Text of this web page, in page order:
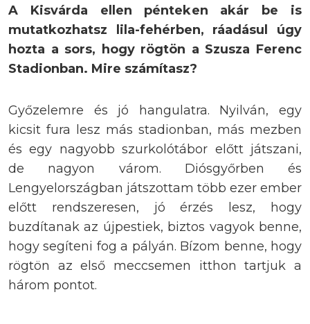
A Kisvárda ellen pénteken akár be is
mutatkozhatsz lila-fehérben, ráadásul úgy
hozta a sors, hogy rögtön a Szusza Ferenc
Stadionban. Mire számítasz?
Győzelemre és jó hangulatra. Nyilván, egy
kicsit fura lesz más stadionban, más mezben
és egy nagyobb szurkolótábor előtt játszani,
de nagyon várom. Diósgyőrben és
Lengyelországban játszottam több ezer ember
előtt rendszeresen, jó érzés lesz, hogy
buzdítanak az újpestiek, biztos vagyok benne,
hogy segíteni fog a pályán. Bízom benne, hogy
rögtön az első meccsemen itthon tartjuk a
három pontot.